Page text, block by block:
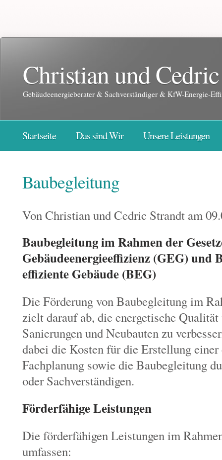
Christian und
Gebäudeenergieberater & Sachverständiger & KfW-Energie-
Startseite Das sind Wir Unsere Leistungen
Baubegleitung
Von Christian und Cedric Strandt am
Baubegleitung im Rahmen der
Gebäudeenergieeffizienz (GEG) und
effiziente Gebäude (BEG)
Die Förderung von Baubegleitung im
zielt darauf ab, die energetische
Sanierungen und Neubauten zu
dabei die Kosten für die Erstellung einer
Fachplanung sowie die Baubegleitung
oder Sachverständigen.
Förderfähige Leistungen
Die förderfähigen Leistungen im
umfassen: